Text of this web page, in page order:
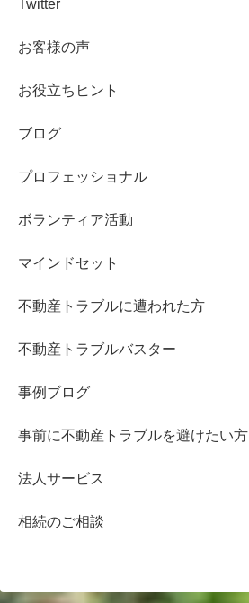
Twitter
お客様の声
お役立ちヒント
ブログ
プロフェッショナル
ボランティア活動
マインドセット
不動産トラブルに遭われた方
不動産トラブルバスター
事例ブログ
事前に不動産トラブルを避けたい方
法人サービス
相続のご相談